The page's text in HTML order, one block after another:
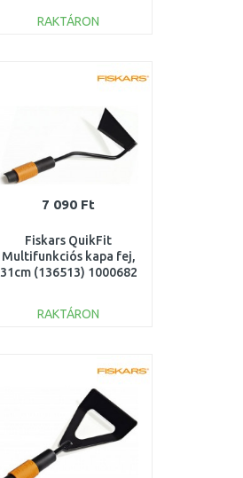
RAKTÁRON
Összehasonlítás
7 090 Ft
Fiskars QuikFit
Multifunkciós kapa fej,
31cm (136513) 1000682
RAKTÁRON
Összehasonlítás